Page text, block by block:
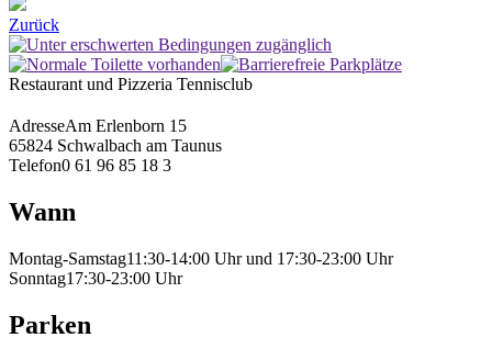
Zurück
Restaurant und Pizzeria Tennisclub
AdresseAm Erlenborn 15
65824 Schwalbach am Taunus
Telefon0 61 96 85 18 3
Wann
Montag-Samstag11:30-14:00 Uhr und 17:30-23:00 Uhr
Sonntag17:30-23:00 Uhr
Parken